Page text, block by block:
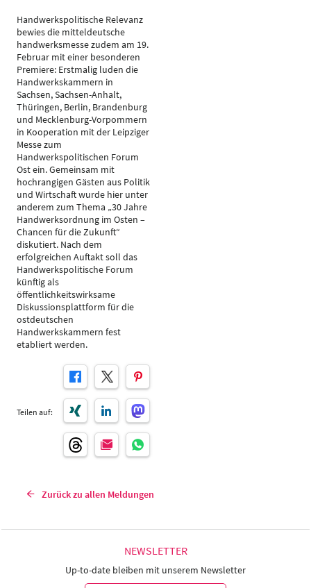
Handwerkspolitische Relevanz
bewies die mitteldeutsche
handwerksmesse zudem am 19.
Februar mit einer besonderen
Premiere: Erstmalig luden die
Handwerkskammern in
Sachsen, Sachsen-Anhalt,
Thüringen, Berlin, Brandenburg
und Mecklenburg-Vorpommern
in Kooperation mit der Leipziger
Messe zum
Handwerkspolitischen Forum
Ost ein. Gemeinsam mit
hochrangigen Gästen aus Politik
und Wirtschaft wurde hier unter
anderem zum Thema „30 Jahre
Handwerksordnung im Osten –
Chancen für die Zukunft“
diskutiert. Nach dem
erfolgreichen Auftakt soll das
Handwerkspolitische Forum
künftig als
öffentlichkeitswirksame
Diskussionsplattform für die
ostdeutschen
Handwerkskammern fest
etabliert werden.
Teilen auf:
Zurück zu allen Meldungen
NEWSLETTER
Up-to-date bleiben mit unserem Newsletter